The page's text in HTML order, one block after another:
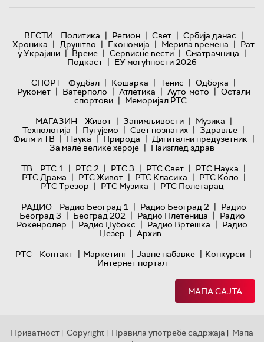
ВЕСТИ Политика | Регион | Свет | Србија данас |
Хроника | Друштво | Економија | Мерила времена | Рат
у Украјини | Време | Сервисне вести | Сматрачница |
Подкаст | ЕУ могућности 2026
СПОРТ
Фудбал | Кошарка | Тенис | Одбојка |
Рукомет | Ватерполо | Атлетика | Ауто-мото | Остали
спортови | Меморијал РТС
МАГАЗИН
Живот | Занимљивости | Музика |
Технологијa | Путујемо | Свет познатих | Здравље |
Филм и ТВ | Наука | Природа | Дигитални предузетник |
За мале велике хероје | Наизглед здрав
ТВ
РТС 1 | РТС 2 | РТС 3 | РТС Свет | РТС Наука |
РТС Драма | РТС Живот | РТС Класика | РТС Коло |
РТС Трезор | РТС Музика | РТС Полетарац
РАДИО
Радио Београд 1 | Радио Београд 2 | Радио
Београд 3 | Београд 202 | Радио Плетеница | Радио
Рокенролер | Радио Џубокс | Радио Вртешка | Радио
Џезер | Архив
РТС
Контакт | Маркетинг | Јавне набавке | Конкурси |
Интернет портал
МАПА САЈТА
Приватност | Copyright | Правила употребе садржаја | Мапа